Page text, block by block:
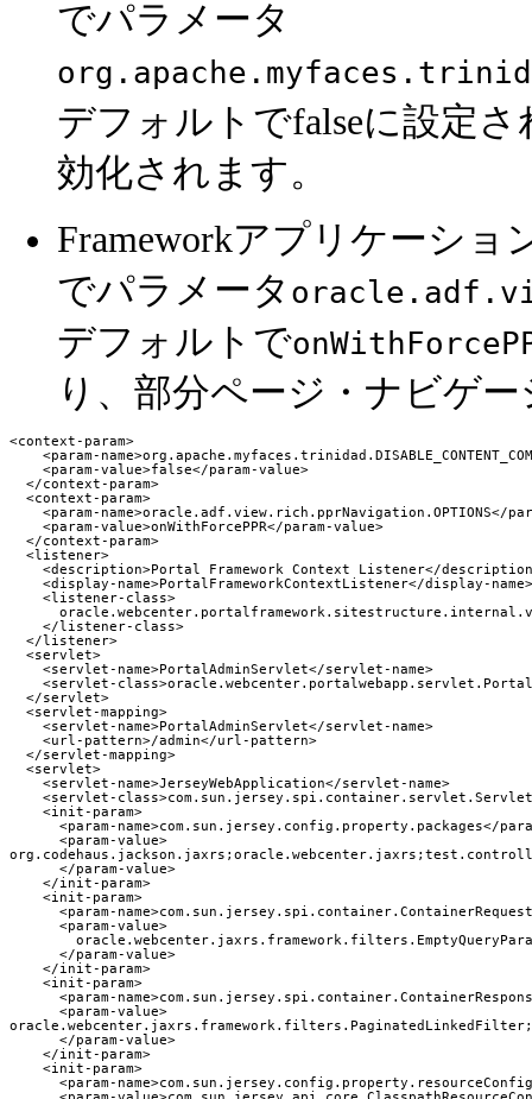
でパラメータ
デフォルトでfalseに設定
効化されます。
Frameworkアプリケーシ
でパラメータ
デフォルトで
り、部分ページ・ナビゲ
<context-param>
<param-
    <param-value>false</param-value>
  </context-param>
  <context-param>
<param-name>oracle.adf.view.rich.pprNavigation.OPTIONS</
    <param-value>onWithForcePPR</param-value>
  </context-param>
  <listener>
<description>Portal Framework Context Listener</
    <display-name>PortalFrameworkContextListener</display-name>
    <listener-class>
    </listener-class>
  </listener>
  <servlet>
    <servlet-name>PortalAdminServlet</servlet-name>
<servlet-
  </servlet>
  <servlet-mapping>
    <servlet-name>PortalAdminServlet</servlet-name>
    <url-pattern>/admin</url-pattern>
  </servlet-mapping>
  <servlet>
    <servlet-name>JerseyWebApplication</servlet-name>
<servlet-
    <init-param>
<param-name>com.sun.jersey.config.property.packages</
      <param-value>
      </param-value>
    </init-param>
    <init-param>
<param-
      <param-value>
      </param-value>
    </init-param>
    <init-param>
<param-
      <param-value>
      </param-value>
    </init-param>
    <init-param>
<param-